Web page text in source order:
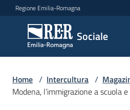
Vai al contenuto
Vai alla navigazione
Vai al footer
Regione Emilia-Romagna
Sociale
Sociale
Argomenti
Home / Intercultura /
Modena, l’immigrazione a scuola